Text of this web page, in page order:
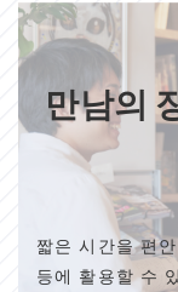
만남의
짧은 시간을 편
등에 활용할 수